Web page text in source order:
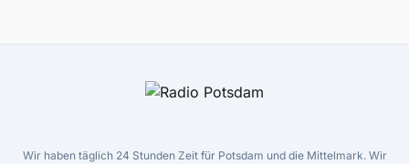
Wir haben täglich 24 Stunden Zeit für Potsdam und die Mittelmark. Wir